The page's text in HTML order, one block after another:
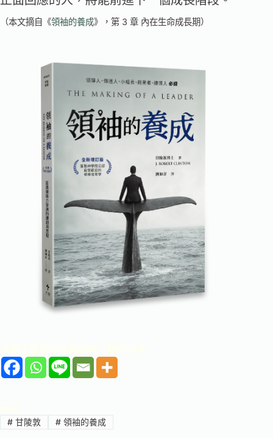
（本文摘自《領袖的養成》，第 3 章 內在生命成長期）
#甘陵敦 #領袖的養成